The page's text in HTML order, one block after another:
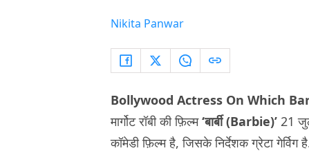
Nikita Panwar
Bollywood Actress On Which
मार्गोट रॉबी की फ़िल्म‘बार्बी (Barbie)’ 21
कॉमेडी फ़िल्म है, जिसके निर्देशक ग्रेटा गेर्विग